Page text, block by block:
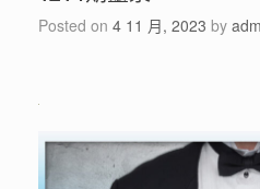
Posted on 4 11 月, 2023 by